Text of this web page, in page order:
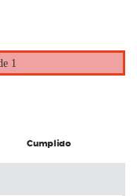
1
Cumplido